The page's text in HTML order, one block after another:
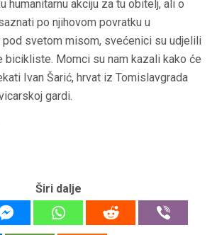
humanitarnu akciju za tu obitelj, ali o
po njihovom povratku u
pod svetom misom, svećenici su udjelili
bicikliste. Momci su nam kazali kako će
Ivan Šarić, hrvat iz Tomislavgrada
gardi.
Širi dalje